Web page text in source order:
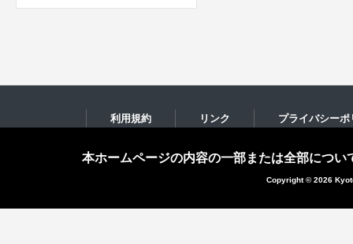
利用規約 リンク プライバシーポ
本ホームページの内容の一部または全部につ
Copyright © 2026